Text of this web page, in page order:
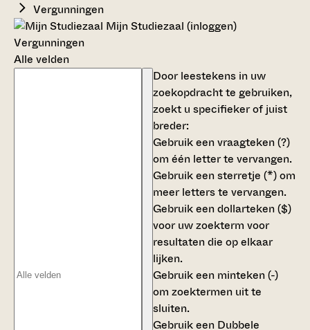
Vergunningen
Mijn Studiezaal (inloggen)
Vergunningen
Alle velden
Door leestekens in uw
zoekopdracht te gebruiken,
zoekt u specifieker of juist
breder:
Gebruik eenvraagteken (?)
om één letter te vervangen.
Gebruik eensterretje (*)om
meer letters te vervangen.
Gebruik eendollarteken ($)
voor uw zoekterm voor
resultaten die op elkaar
lijken.
Gebruik een minteken (-)
om zoektermen uit te
sluiten.
Gebruik een Dubbele